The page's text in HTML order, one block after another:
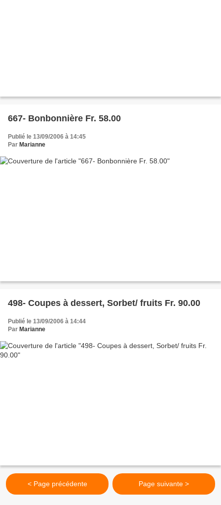
667- Bonbonnière Fr. 58.00
Publié le 13/09/2006 à 14:45
Par Marianne
498- Coupes à dessert, Sorbet/ fruits Fr. 90.00
Publié le 13/09/2006 à 14:44
Par Marianne
< Page précédente Page suivante >